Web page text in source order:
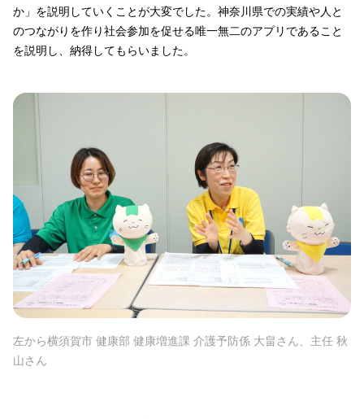
か」を説明していくことが大変でした。神奈川県での実績や人と
のつながりを作り社会参加を促せる唯一無二のアプリであること
を説明し、納得してもらいました。
左から横須賀市 健康部 健康増進課 介護予防係 大畠さん、主任 秋
山さん